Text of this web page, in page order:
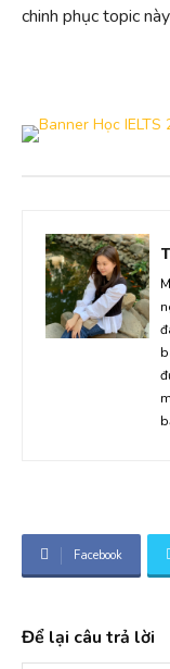
chinh phục topic
Facebook
Để lại câu trả lời